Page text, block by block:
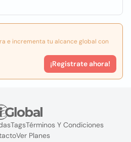
e incrementa tu alcance global con
¡Registrate ahora!
TagsTérminos Y Condiciones
Ver Planes